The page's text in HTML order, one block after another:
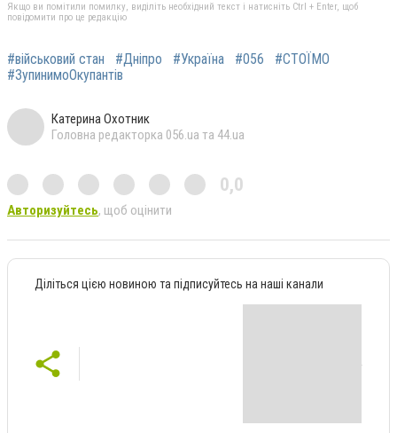
Якщо ви помітили помилку, виділіть необхідний текст і натисніть Ctrl + Enter, щоб
повідомити про це редакцію
#військовий стан #Дніпро #Україна #056
#СТОЇМО
#ЗупинимоОкупантів
Катерина Охотник
Головна редакторка 056.ua та 44.ua
0,0
Авторизуйтесь, щоб оцінити
Діліться цією новиною та підписуйтесь на наші канали